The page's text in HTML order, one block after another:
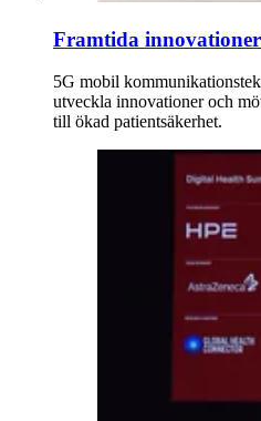
Framtida
5G mobil
utveckla innovationer och
till ökad patientsäkerhet.